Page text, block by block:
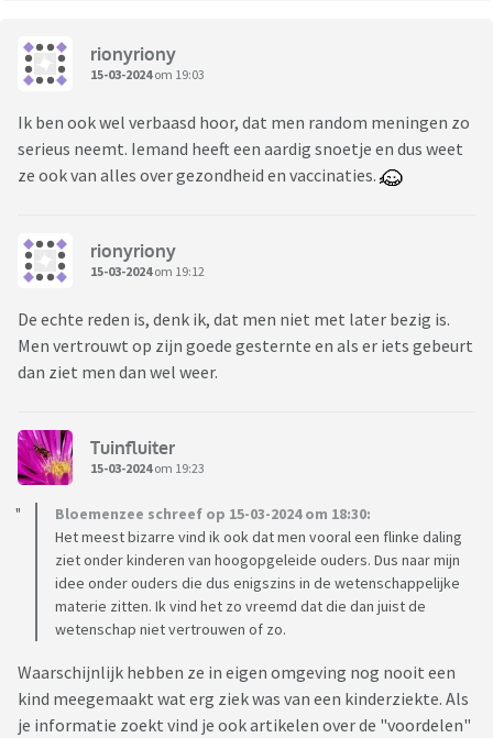
rionyriony
15-03-2024om 19:03
Ik ben ook wel verbaasd hoor, dat men random meningen zo
serieus neemt. Iemand heeft een aardig snoetje en dus weet
ze ook van alles over gezondheid en vaccinaties.
rionyriony
15-03-2024om 19:12
De echte reden is, denk ik, dat men niet met later bezig is.
Men vertrouwt op zijn goede gesternte en als er iets gebeurt
dan ziet men dan wel weer.
Tuinfluiter
15-03-2024om 19:23
Bloemenzee schreef op 15-03-2024 om 18:30:
Het meest bizarre vind ik ook dat men vooral een flinke daling
ziet onder kinderen van hoogopgeleide ouders. Dus naar mijn
idee onder ouders die dus enigszins in de wetenschappelijke
materie zitten. Ik vind het zo vreemd dat die dan juist de
wetenschap niet vertrouwen of zo.
Waarschijnlijk hebben ze in eigen omgeving nog nooit een
kind meegemaakt wat erg ziek was van een kinderziekte. Als
je informatie zoekt vind je ook artikelen over de "voordelen"